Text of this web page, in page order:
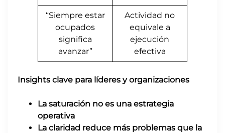
“Siempre estar
ocupados
significa
avanzar”
Actividad no
equivale a
ejecución
efectiva
Insights clave para líderes y organizaciones
La saturación no es una estrategia
operativa
La claridad reduce más problemas que la